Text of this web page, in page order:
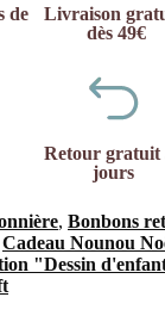
de
Livraison
dès 49€
Retour gratuit
jours
, Bonbons
Cadeau Nounou
"Dessin